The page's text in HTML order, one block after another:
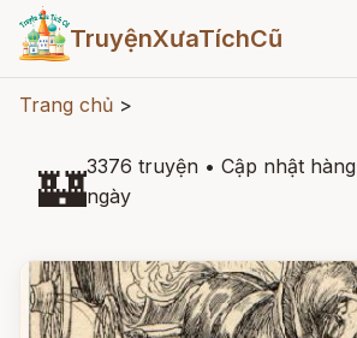
TruyệnXưaTíchCũ
Trang chủ >
🏰3376 truyện • Cập nhật hàng
ngày